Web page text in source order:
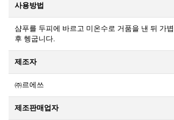
사용방법
샴푸를 두피에 바르고 미온수로 거품을 낸 뒤 가
후 헹굽니다.
제조자
㈜르에쓰
제조판매업자